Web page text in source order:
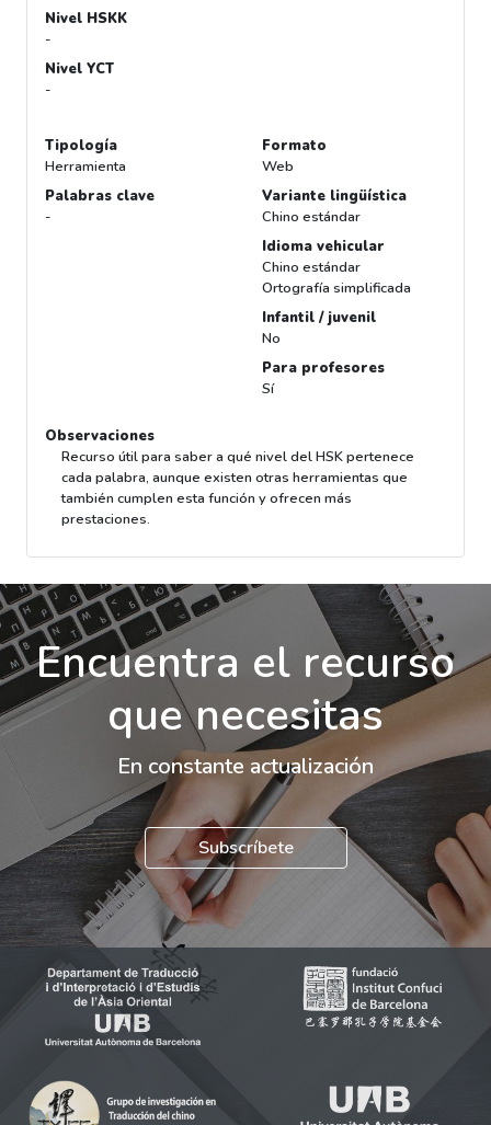
Nivel HSKK
-
Nivel YCT
-
Tipología
Herramienta
Palabras clave
-
Formato
Web
Variante lingüística
Chino estándar
Idioma vehicular
Chino estándar
Ortografía simplificada
Infantil / juvenil
No
Para profesores
Sí
Observaciones
Recurso útil para saber a qué nivel del HSK pertenece
cada palabra, aunque existen otras herramientas que
también cumplen esta función y ofrecen más
prestaciones.
Encuentra el recurso
que necesitas
En constante actualización
Subscríbete